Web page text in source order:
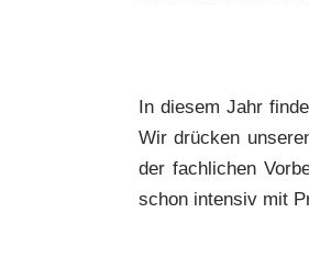
In diesem Jahr
Wir drücken
der fachlichen
schon intensiv mit